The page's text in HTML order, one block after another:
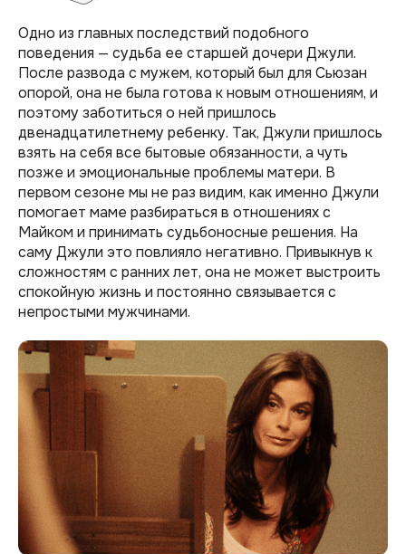
Одно из главных последствий подобного
поведения — судьба ее старшей дочери Джули.
После развода с мужем, который был для Сьюзан
опорой, она не была готова к новым отношениям, и
поэтому заботиться о ней пришлось
двенадцатилетнему ребенку. Так, Джули пришлось
взять на себя все бытовые обязанности, а чуть
позже и эмоциональные проблемы матери. В
первом сезоне мы не раз видим, как именно Джули
помогает маме разбираться в отношениях с
Майком и принимать судьбоносные решения. На
саму Джули это повлияло негативно. Привыкнув к
сложностям с ранних лет, она не может выстроить
спокойную жизнь и постоянно связывается с
непростыми мужчинами.